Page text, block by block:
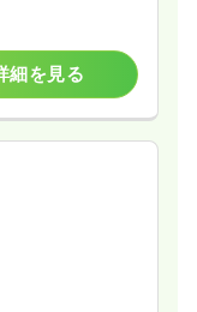
細を見る